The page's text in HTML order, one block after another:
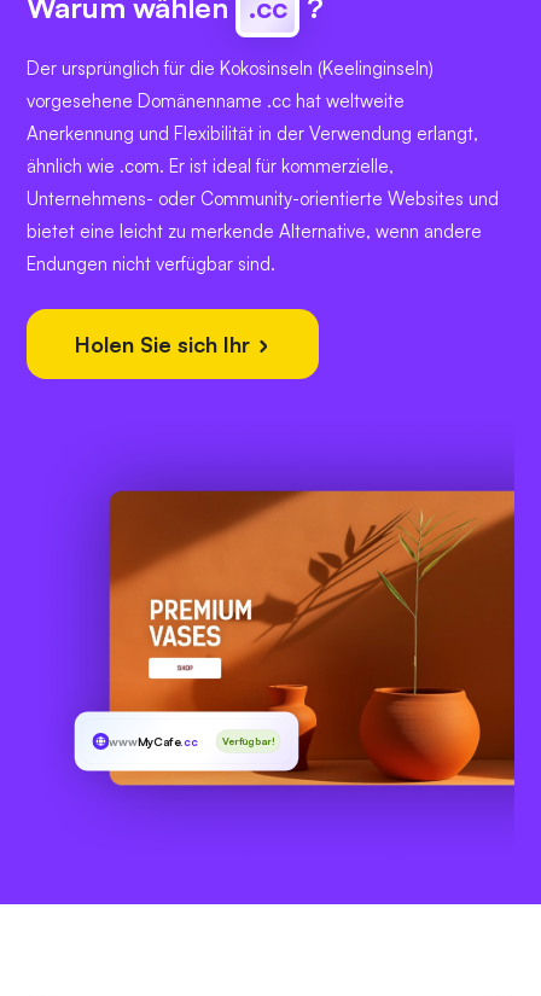
Warum wählen .cc ?
Der ursprünglich für die Kokosinseln (Keelinginseln)
vorgesehene Domänenname .cc hat weltweite
Anerkennung und Flexibilität in der Verwendung erlangt,
ähnlich wie .com. Er ist ideal für kommerzielle,
Unternehmens- oder Community-orientierte Websites und
bietet eine leicht zu merkende Alternative, wenn andere
Endungen nicht verfügbar sind.
Holen Sie sich Ihr
wwwMyCafe.cc Verfügbar!